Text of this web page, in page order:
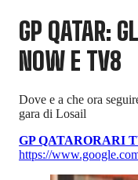
GP QATAR:
NOW E TV8
Dove e a che ora
gara di Losail
GP QATARORARI
https://